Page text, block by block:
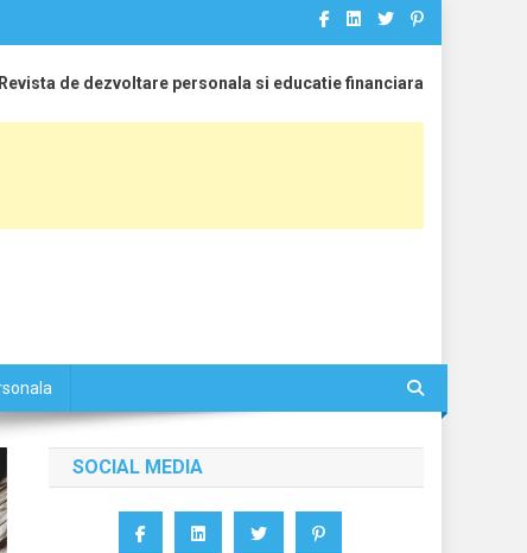
Revista de dezvoltare personala si educatie financiara
SOCIAL MEDIA